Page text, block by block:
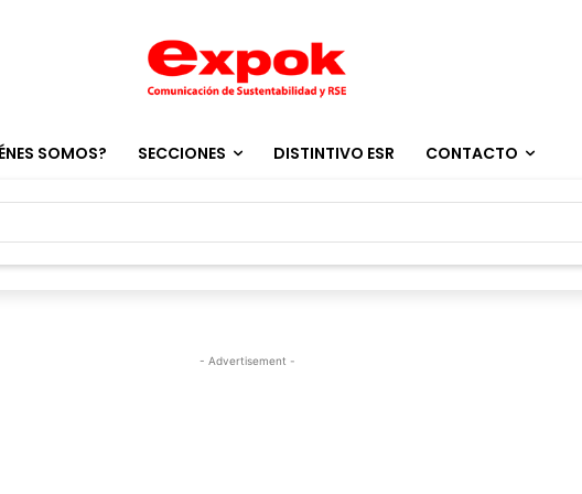
SOMOS? SECCIONES DISTINTIVO ESR CONTACTO
- Advertisement -